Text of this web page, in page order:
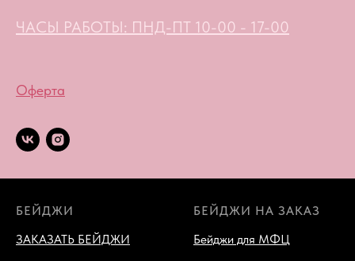
ЧАСЫ РАБОТЫ: ПНД-ПТ 10-00 - 17-00
Оферта
БЕЙДЖИ
ЗАКАЗАТЬ БЕЙДЖИ
БЕЙДЖИ НА ЗАКАЗ
Бейджи для МФЦ